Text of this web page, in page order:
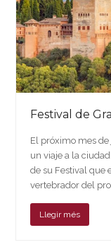
Festival de
El próximo mes
un viaje a la
de su Festival que
vertebrador del
Llegir més